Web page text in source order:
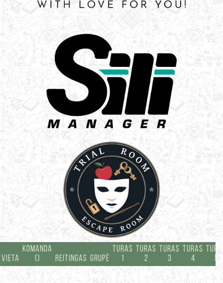
VIETA
KOMANDA
()
REITINGAS GRUPĖ
TURAS
1
TURAS
2
TURAS
3
TURAS
4
5